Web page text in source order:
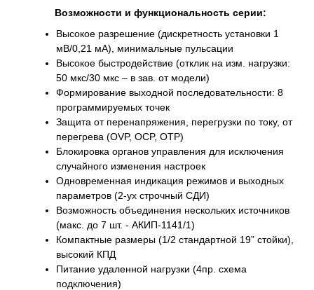
Возможности и функциональность серии:
Высокое разрешение (дискретность установки 1
мВ/0,21 мА), минимальные пульсации
Высокое быстродействие (отклик на изм. нагрузки:
50 мкс/30 мкс – в зав. от модели)
Формирование выходной последовательности: 8
программируемых точек
Защита от перенапряжения, перегрузки по току, от
перегрева (OVP, OCP, OTP)
Блокировка органов управления для исключения
случайного изменения настроек
Одновременная индикация режимов и выходных
параметров (2-ух строчный СДИ)
Возможность объединения нескольких источников
(макс. до 7 шт. - АКИП-1141/1)
Компактные размеры (1/2 стандартной 19” стойки),
высокий КПД
Питание удаленной нагрузки (4пр. схема
подключения)